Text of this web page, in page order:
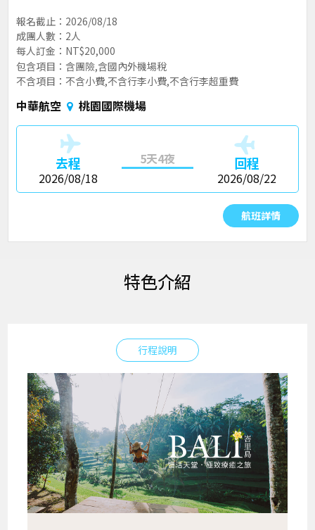
報名截止：2026/08/18
成團人數：2人
每人訂金：NT$20,000
包含項目：含團險,含國內外機場稅
不含項目：不含小費,不含行李小費,不含行李超重費
中華航空 桃園國際機場
去程
2026/08/18
5天4夜 回程
2026/08/22
航班詳情
特色介紹
行程說明